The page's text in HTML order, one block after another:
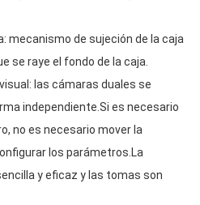
mecanismo de sujeción de la caja
se raye el fondo de la caja.
las cámaras duales se
independiente.Si es necesario
no es necesario mover la
los parámetros.La
y eficaz y las tomas son